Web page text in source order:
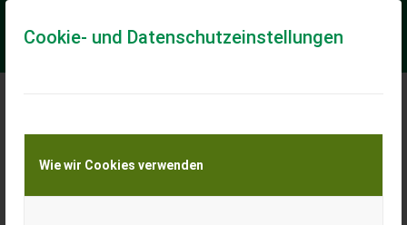
Cookie- und Datenschutzeinstellungen
Wie wir Cookies verwenden
Meine Transportkostenanfrage
Transport von Land- und Baumaschinen –
KEINE Tiertransporte